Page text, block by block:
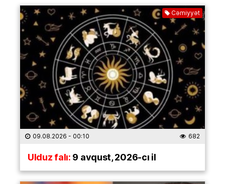
Cəmiyyət
09.08.2026 - 00:10 682
Ulduz falı:9 avqust, 2026-cı il